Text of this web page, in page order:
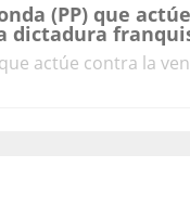
(PP) que
dictadura
actúe contra la